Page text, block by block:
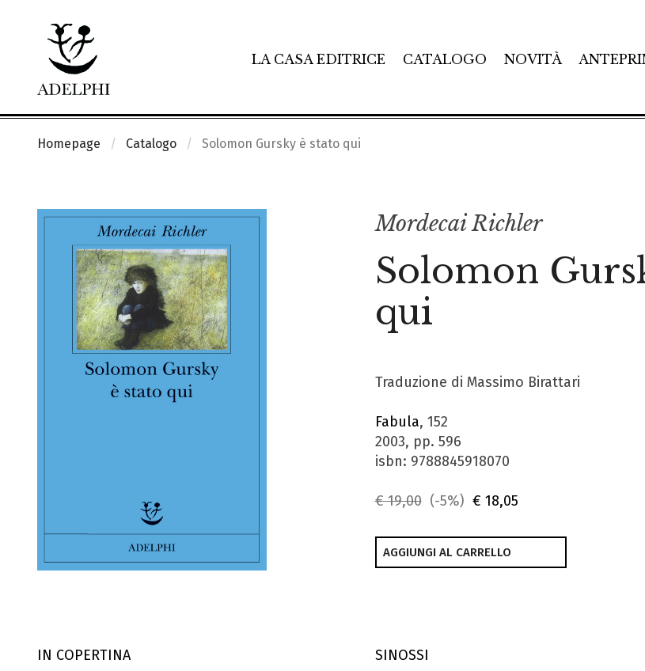
LA CASA EDITRICE CATALOGO NOVITÀ
Homepage Catalogo Solomon Gursky è stato qui
Mordecai Richler
Solomon
qui
Traduzione di Massimo Birattari
Fabula, 152
2003, pp. 596
isbn: 9788845918070
€ 19,00 (-5%) € 18,05
AGGIUNGI AL CARRELLO
IN COPERTINA SINOSSI